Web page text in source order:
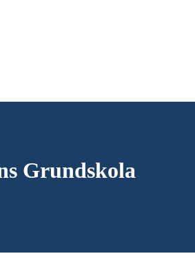
Grundskola